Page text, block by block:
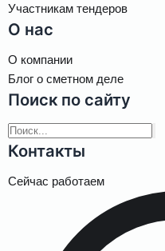
Участникам тендеров
О нас
О компании
Блог о сметном деле
Поиск по сайту
Контакты
Сейчас работаем